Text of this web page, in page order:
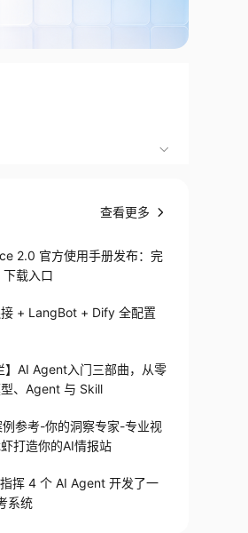
查看更多
2.0 官方使用手册发布：完
载入口
+ LangBot + Dify 全配置
】AI Agent入门三部曲，从零
、Agent 与 Skill
参考-你的洞察专家-专业视
打造你的AI情报站
挥 4 个 AI Agent 开发了一
系统